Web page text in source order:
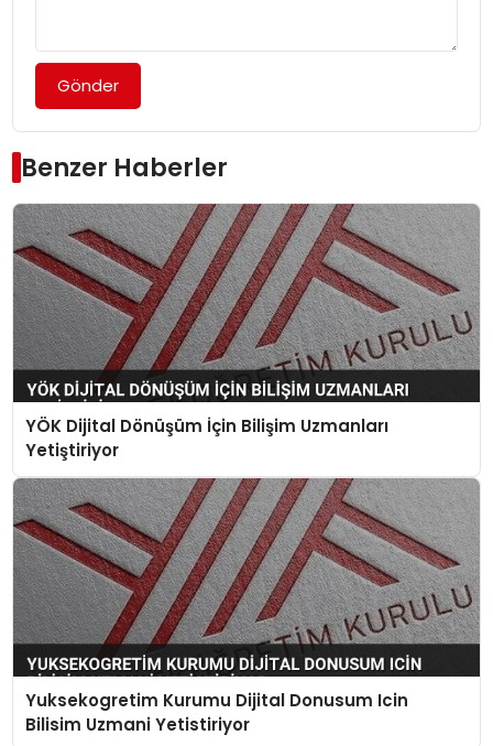
Gönder
Benzer Haberler
YÖK Dijital Dönüşüm İçin Bilişim Uzmanları
Yetiştiriyor
Yuksekogretim Kurumu Dijital Donusum Icin
Bilisim Uzmani Yetistiriyor